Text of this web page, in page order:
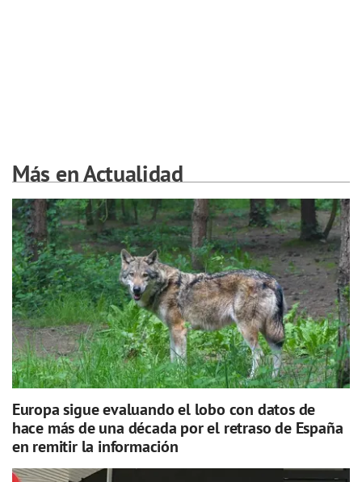
Más en Actualidad
Europa sigue evaluando el lobo con datos de
hace más de una década por el retraso de España
en remitir la información